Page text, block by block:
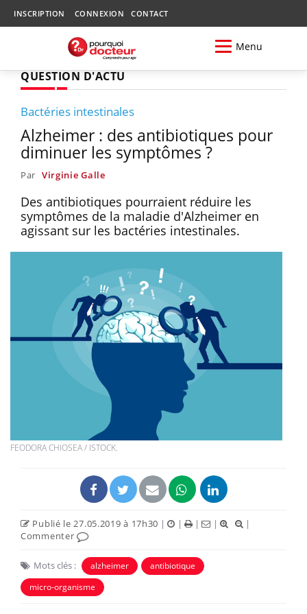
INSCRIPTION CONNEXION CONTACT
Menu
QUESTION D'ACTU
Bactéries intestinales
Alzheimer : des antibiotiques pour
diminuer les symptômes ?
Par Virginie Galle
Des antibiotiques pourraient réduire les
symptômes de la maladie d'Alzheimer en
agissant sur les bactéries intestinales.
FEODORA CHIOSEA / ISTOCK.
Publié le 27.05.2019 à 17h30 | | | |
|
Commenter
Mots clés : alzheimer
antibiotique
micro-organisme